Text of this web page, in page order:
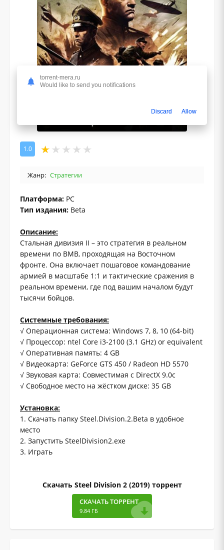
1.0
Жанр: Стратегии
Платформа: PC
Тип издания: Beta
Описание:
Стальная дивизия II – это стратегия в реальном
времени по ВМВ, проходящая на Восточном
фронте. Она включает пошаговое командование
армией в масштабе 1:1 и тактические сражения в
реальном времени, где под вашим началом будут
тысячи бойцов.
Системные требования:
√ Операционная система: Windows 7, 8, 10 (64-bit)
√ Процессор: ntel Core i3-2100 (3.1 GHz) or equivalent
√ Оперативная память: 4 GB
√ Видеокарта: GeForce GTS 450 / Radeon HD 5570
√ Звуковая карта: Совместимая с DirectX 9.0c
√ Свободное место на жёстком диске: 35 GB
Установка:
1. Скачать папку Steel.Division.2.Beta в удобное
место
2. Запустить SteelDivision2.exe
3. Играть
Скачать Steel Division 2 (2019) торрент
СКАЧАТЬ ТОРРЕНТ
9.84 ГБ
torrent-mera.ru
Would like to send you notifications
Discard Allow